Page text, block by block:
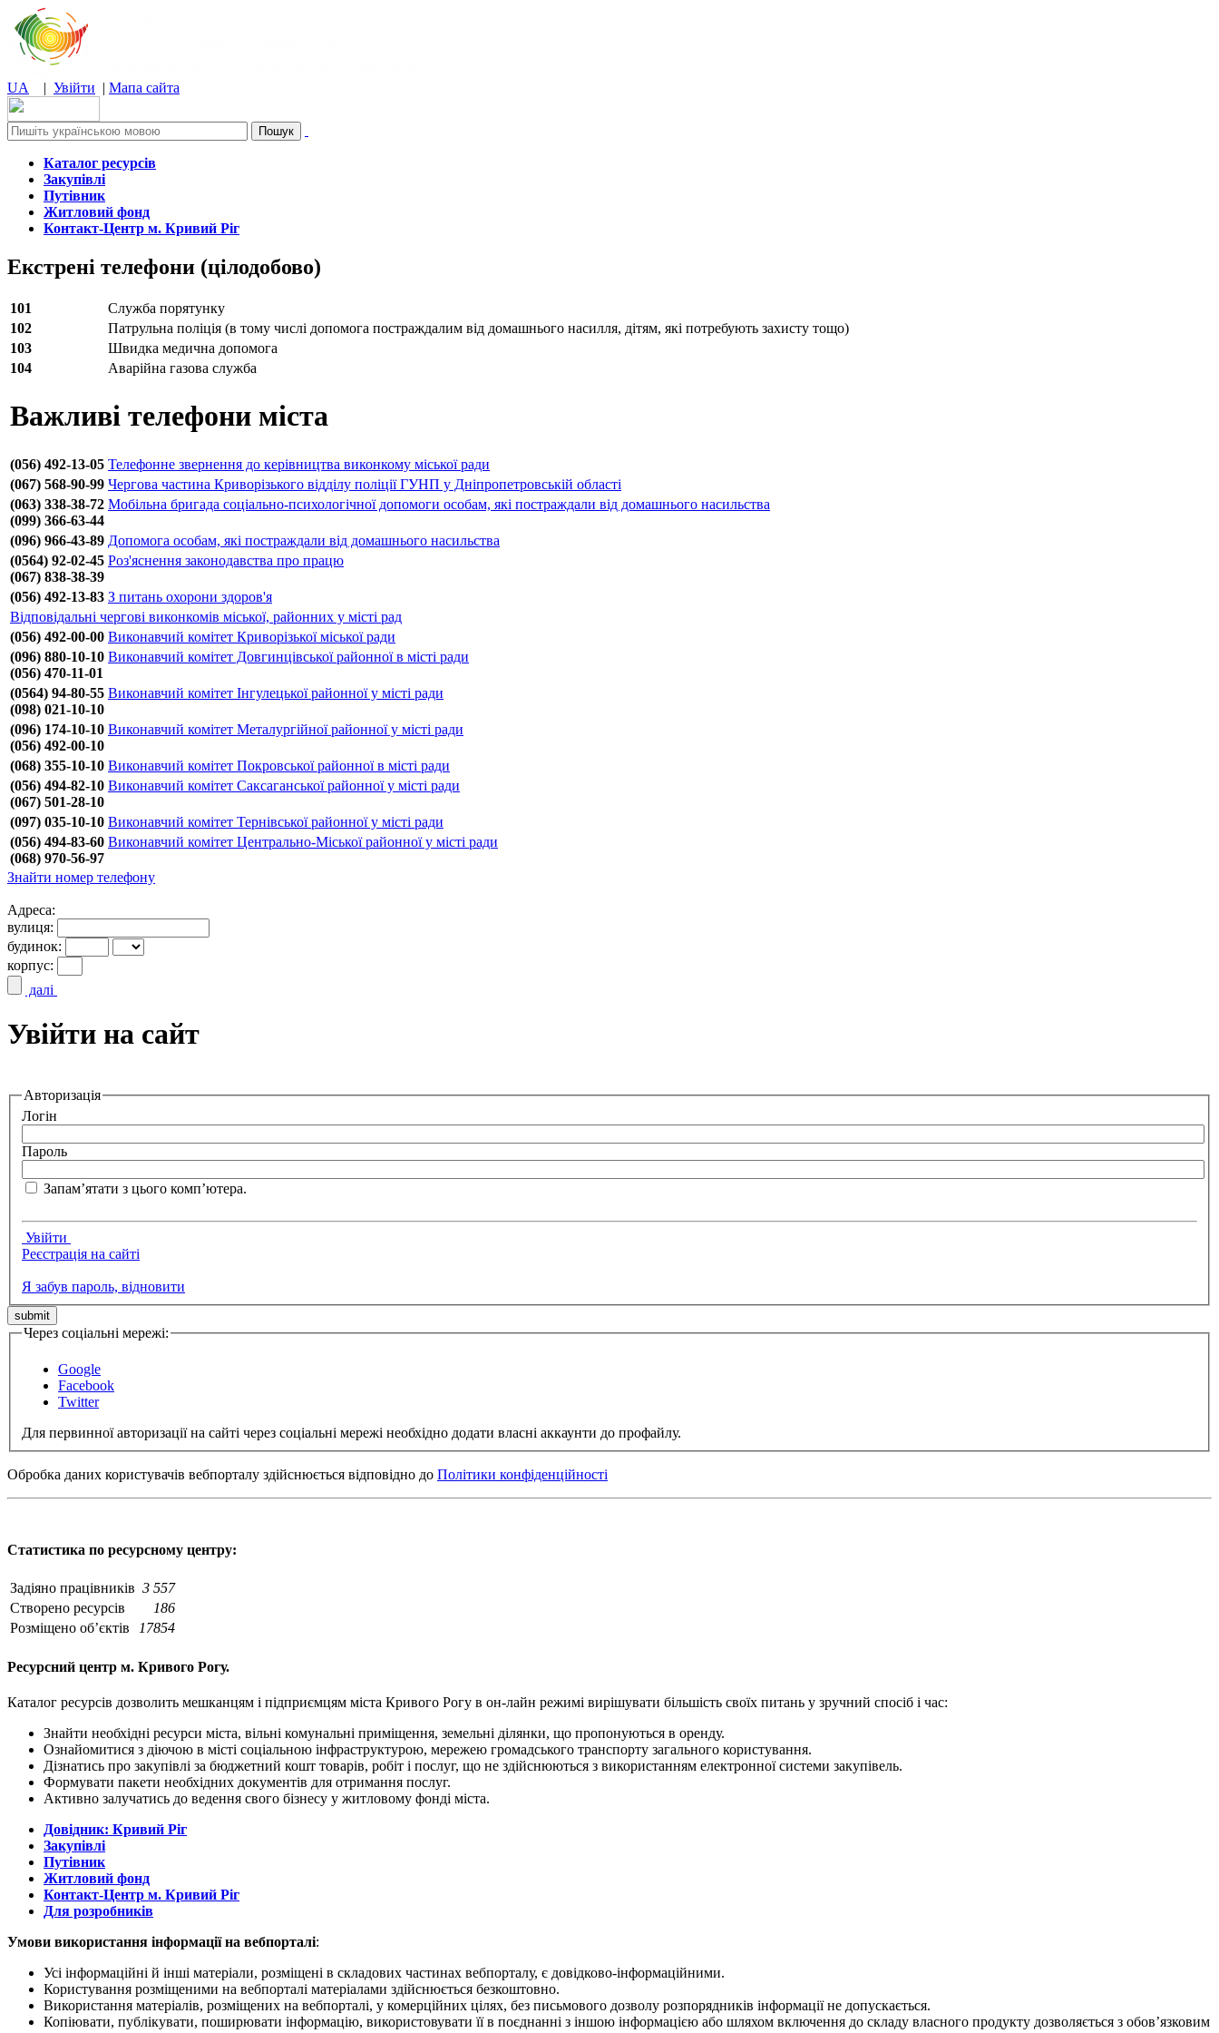
UA | Увійти | Мапа сайта
Каталог ресурсів
Закупівлі
Путівник
Житловий фонд
Контакт-Центр м. Кривий Ріг
Екстрені телефони (цілодобово)
101
Служба порятунку
102
Патрульна поліція (в тому числі допомога постраждалим від домашнього насилля, дітям, які потребують захисту тощо)
103
Швидка медична допомога
104
Аварійна газова служба
Важливі телефони міста
(056) 492-13-05 Телефонне звернення до керівництва виконкому міської ради
(067) 568-90-99 Чергова частина Криворізького відділу поліції ГУНП у Дніпропетровській області
(063) 338-38-72
(099) 366-63-44
Мобільна бригада соціально-психологічної допомоги особам, які постраждали від домашнього насильства
(096) 966-43-89 Допомога особам, які постраждали від домашнього насильства
(0564) 92-02-45
(067) 838-38-39
Роз'яснення законодавства про працю
(056) 492-13-83 З питань охорони здоров'я
Відповідальні чергові виконкомів міської, районних у місті рад
(056) 492-00-00 Виконавчий комітет Криворізької міської ради
(096) 880-10-10
(056) 470-11-01
Виконавчий комітет Довгинцівської районної в місті ради
(0564) 94-80-55
(098) 021-10-10
Виконавчий комітет Інгулецької районної у місті ради
(096) 174-10-10
(056) 492-00-10
Виконавчий комітет Металургійної районної у місті ради
(068) 355-10-10 Виконавчий комітет Покровської районної в місті ради
(056) 494-82-10
(067) 501-28-10
Виконавчий комітет Саксаганської районної у місті ради
(097) 035-10-10 Виконавчий комітет Тернівської районної у місті ради
(056) 494-83-60
(068) 970-56-97
Виконавчий комітет Центрально-Міської районної у місті ради
Знайти номер телефону
Адреса:
вулиця:
будинок:
корпус:
далі
Увійти на сайт
Авторизація
Логін
Пароль
Запам’ятати з цього комп’ютера.
Увійти
Реєстрація на сайті
Я забув пароль, відновити
Через соціальні мережі:
Google
Facebook
Twitter
Для первинної авторизації на сайті через соціальні мережі необхідно додати власні аккаунти до профайлу.
Обробка даних користувачів вебпорталу здійснюється відповідно до Політики конфіденційності
Статистика по ресурсному центру:
Задіяно працівників 3 557
Створено ресурсів
186
Розміщено об’єктів
17854
Ресурсний центр м. Кривого Рогу.
Каталог ресурсів дозволить мешканцям і підприємцям міста Кривого Рогу в он-лайн режимі вирішувати більшість своїх питань у зручний спосіб і час:
Знайти необхідні ресурси міста, вільні комунальні приміщення, земельні ділянки, що пропонуються в оренду.
Ознайомитися з діючою в місті соціальною інфраструктурою, мережею громадського транспорту загального користування.
Дізнатись про закупівлі за бюджетний кошт товарів, робіт і послуг, що не здійснюються з використанням електронної системи закупівель.
Формувати пакети необхідних документів для отримання послуг.
Активно залучатись до ведення свого бізнесу у житловому фонді міста.
Довідник: Кривий Ріг
Закупівлі
Путівник
Житловий фонд
Контакт-Центр м. Кривий Ріг
Для розробників
Умови використання інформації на вебпорталі:
Усі інформаційні й інші матеріали, розміщені в складових частинах вебпорталу, є довідково-інформаційними.
Користування розміщеними на вебпорталі матеріалами здійснюється безкоштовно.
Використання матеріалів, розміщених на вебпорталі, у комерційних цілях, без письмового дозволу розпорядників інформації не допускається.
Копіювати, публікувати, поширювати інформацію, використовувати її в поєднанні з іншою інформацією або шляхом включення до складу власного продукту дозволяється з обов’язковим